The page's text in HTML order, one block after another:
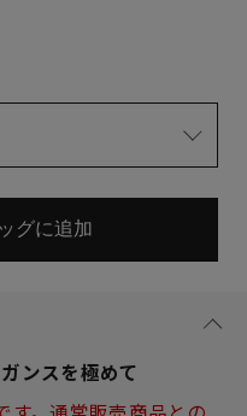
グに追加
ンスを極めて